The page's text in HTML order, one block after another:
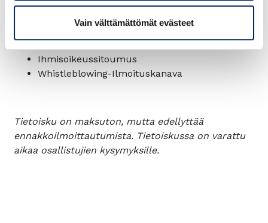
Vain välttämättömät evästeet
Hiilijalanjälki laskettu -merkki
Ilmastoyhteisö
Ihmisoikeussitoumus
Whistleblowing-Ilmoituskanava
Tietoisku on maksuton, mutta edellyttää
ennakkoilmoittautumista. Tietoiskussa on varattu
aikaa osallistujien kysymyksille.